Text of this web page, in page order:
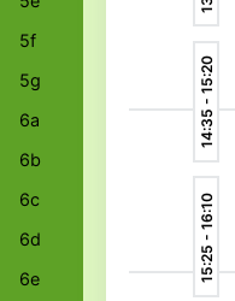
5f
5g
6a
6b
6c
6d
6e
14:35 - 15:20
15:25 - 16:10